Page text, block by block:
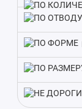
Благодаря
Pegas S 25
проживающих